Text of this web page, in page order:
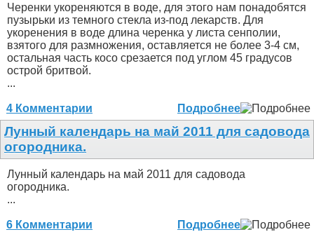
Черенки укореняются в воде, для этого нам понадобятся
пузырьки из темного стекла из-под лекарств. Для
укоренения в воде длина черенка у листа сенполии,
взятого для размножения, оставляется не более 3-4 см,
остальная часть косо срезается под углом 45 градусов
острой бритвой.
...
4 Комментарии Подробнее
Лунный календарь на май 2011 для садовода
огородника.
Лунный календарь на май 2011 для садовода
огородника.
...
6 Комментарии Подробнее